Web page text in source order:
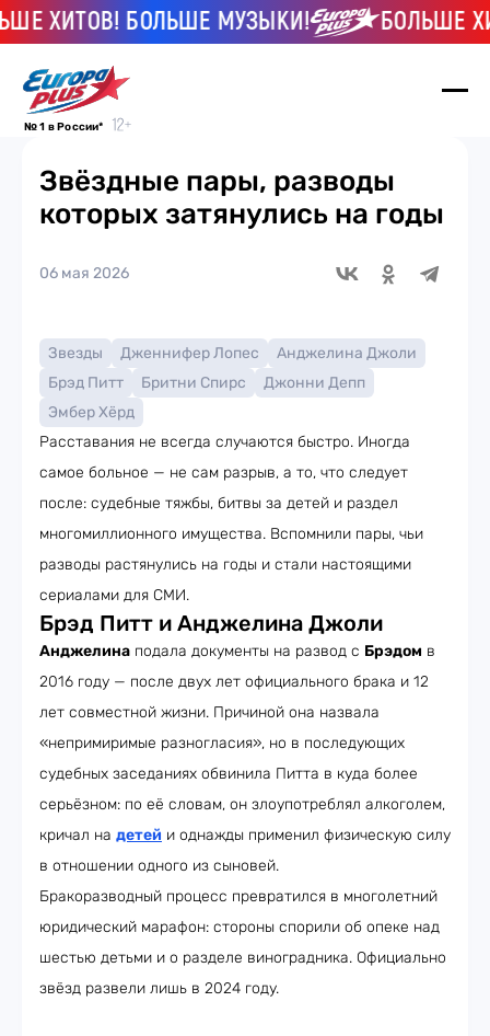
ХИТОВ! БОЛЬШЕ МУЗЫКИ! БОЛЬШЕ
№ 1 в России*
Звёздные пары, разводы
которых затянулись на годы
06 мая 2026
Звезды Дженнифер Лопес
Анджелина Джоли
Брэд Питт
Бритни Спирс
Джонни Депп
Эмбер Хёрд
Расставания не всегда случаются быстро. Иногда
самое больное — не сам разрыв, а то, что следует
после: судебные тяжбы, битвы за детей и раздел
многомиллионного имущества. Вспомнили пары, чьи
разводы растянулись на годы и стали настоящими
сериалами для СМИ.
Брэд Питт и Анджелина Джоли
Анджелина подала документы на развод с Брэдом в
2016 году — после двух лет официального брака и 12
лет совместной жизни. Причиной она назвала
«непримиримые разногласия», но в последующих
судебных заседаниях обвинила Питта в куда более
серьёзном: по её словам, он злоупотреблял алкоголем,
кричал на детей и однажды применил физическую силу
в отношении одного из сыновей.
Бракоразводный процесс превратился в многолетний
юридический марафон: стороны спорили об опеке над
шестью детьми и о разделе виноградника. Официально
звёзд развели лишь в 2024 году.